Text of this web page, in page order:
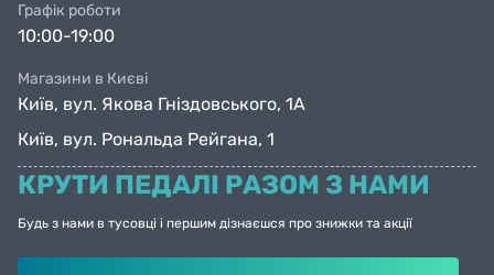
Графік роботи
10:00-19:00
Магазини в Києві
Київ, вул. Якова Гніздовського, 1А
Київ, вул. Рональда Рейгана, 1
КРУТИ ПЕДАЛІ РАЗОМ З НАМИ
Будь з нами в тусовці і першим дізнаєшся про знижки та акції